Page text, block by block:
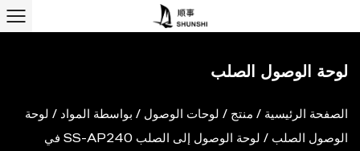
لوحة الوصول الصلب
الصفحة الرئيسية / منتج / لوحات الوصول / بواسطة المواد / لوحة
الوصول الصلب /
لوحة الوصول إلى الصلب SS-AP240 في